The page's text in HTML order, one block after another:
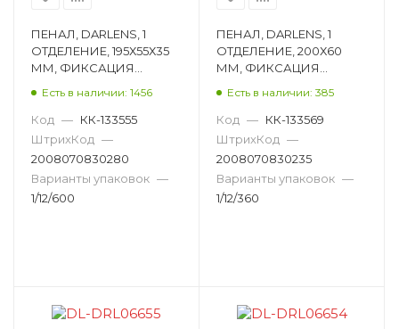
ПЕНАЛ, DARLENS, 1
ОТДЕЛЕНИЕ, 195Х55Х35
ММ, ФИКСАЦИЯ
АССОРТИ DL-DRL06644
Есть в наличии: 1456
Код — КК-133555
ШтрихКод —
2008070830280
Варианты упаковок —
1/12/600
ПЕНАЛ, DARLENS, 1
ОТДЕЛЕНИЕ, 200Х60
ММ, ФИКСАЦИЯ
АССОРТИ DL-DRL06658
Есть в наличии: 385
Код — КК-133569
ШтрихКод —
2008070830235
Варианты упаковок —
1/12/360